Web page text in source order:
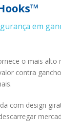
em
o mais alto
contra
com design